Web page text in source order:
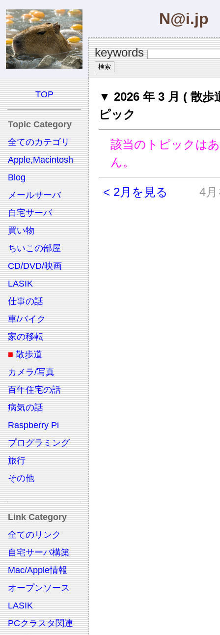
N@i.jp
keywords
TOP
Topic Category
全てのカテゴリ
Apple,Macintosh
Blog
メールサーバ
自宅サーバ
買い物
ちいこの部屋
CD/DVD/映画
LASIK
仕事の話
車/バイク
家の移転
■ 散歩道
カメラ/写真
百年住宅の話
病気の話
Raspberry Pi
プログラミング
旅行
その他
Link Category
全てのリンク
自宅サーバ構築
Mac/Apple情報
オープンソース
LASIK
PCクラスタ関連
▼ 2026 年 3 月 ( 散歩
ピック
該当のトピックは
ん。
< 2月を見る 4